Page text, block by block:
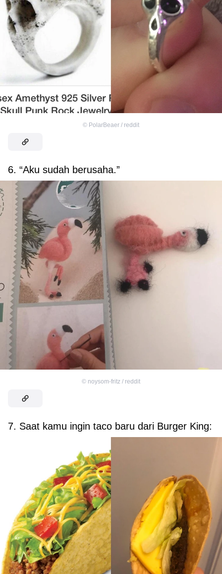
© PolarBeaer / reddit
6. “Aku sudah berusaha.”
© noysom-fritz / reddit
7. Saat kamu ingin taco baru dari Burger King: